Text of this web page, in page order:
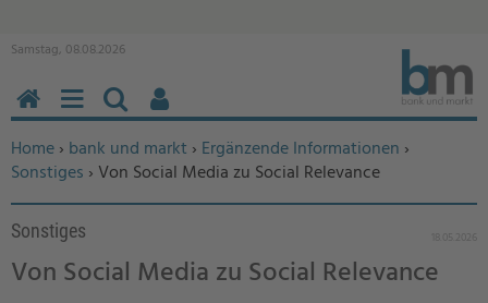
Samstag, 08.08.2026
Sie befinden sich hier:
Home› bank und markt › Ergänzende Informationen ›
Sonstiges › Von Social Media zu Social Relevance
Sonstiges
Von Social Media zu Social Relevance
HOMEMENÜSUCHEN
BENUTZERFUNKTIONEN